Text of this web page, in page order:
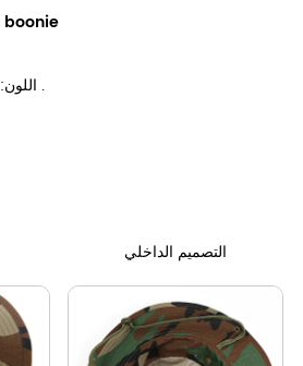
قبعة عسكرية للجيش boonie
اللون: التمويه , أسود , أخضر , إلخ .
التصميم الداخلي